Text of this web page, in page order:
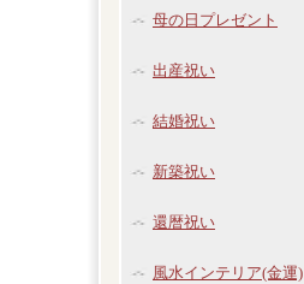
母の日プレゼント
出産祝い
結婚祝い
新築祝い
還暦祝い
風水インテリア(金運)